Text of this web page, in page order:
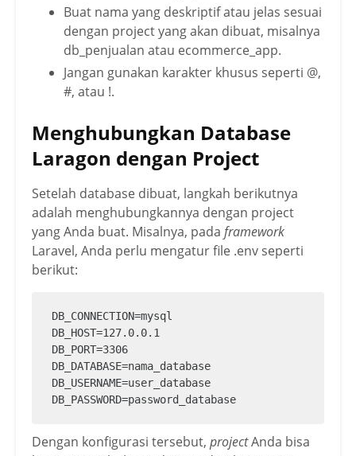
Buat nama yang deskriptif atau jelas sesuai
dengan project yang akan dibuat, misalnya
db_penjualan atau ecommerce_app.
Jangan gunakan karakter khusus seperti @,
#, atau !.
Menghubungkan Database
Laragon dengan Project
Setelah database dibuat, langkah berikutnya
adalah menghubungkannya dengan project
yang Anda buat. Misalnya, pada framework
Laravel, Anda perlu mengatur file .env seperti
berikut:
DB_CONNECTION=mysql
DB_HOST=127.0.0.1
DB_PORT=3306
DB_DATABASE=nama_database
DB_USERNAME=user_database
DB_PASSWORD=password_database
Dengan konfigurasi tersebut, projectAnda bisa